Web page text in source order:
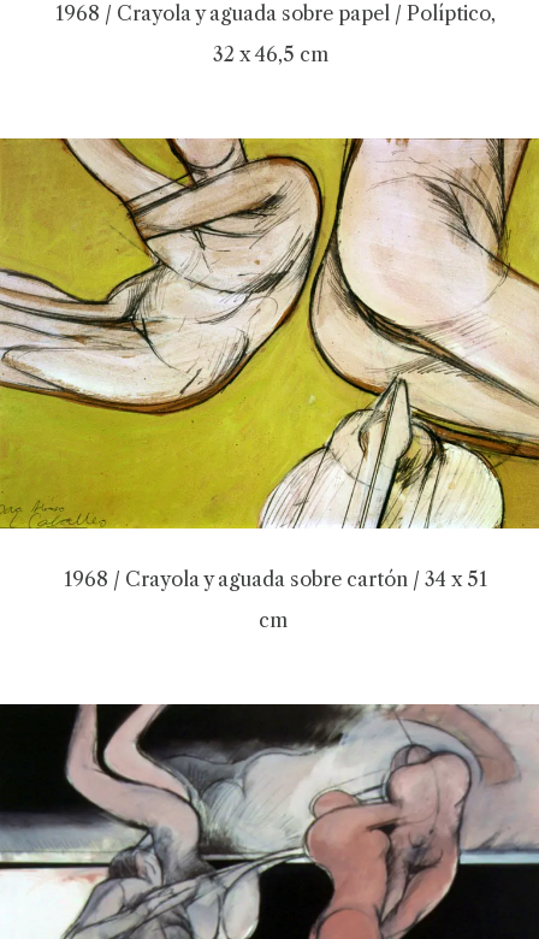
1968 / Crayola y aguada sobre papel / Políptico,
32 x 46,5 cm
1968 / Crayola y aguada sobre cartón / 34 x 51
cm